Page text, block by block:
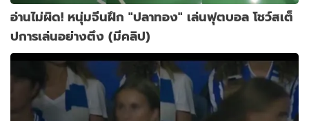
อ่านไม่ผิด! หนุ่มจีนฝึก "ปลาทอง" เล่นฟุตบอล โชว์สเต็
ปการเล่นอย่างตึง (มีคลิป)